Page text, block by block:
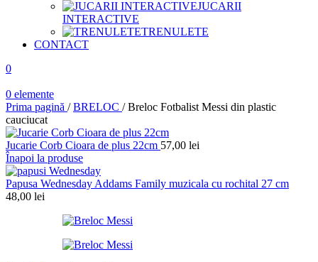
JUCARII
INTERACTIVE
TRENULETE
CONTACT
0
0 elemente
Prima pagină / BRELOC / Breloc Fotbalist Messi din plastic
cauciucat
Jucarie Corb Cioara de plus 22cm 57,00 lei
Înapoi la produse
Papusa Wednesday Addams Family muzicala cu rochital 27 cm
48,00 lei